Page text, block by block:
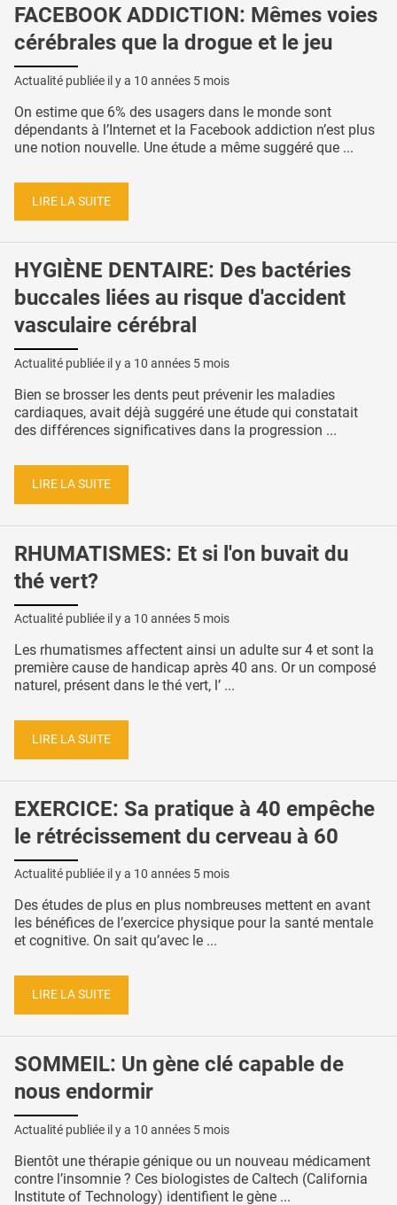
FACEBOOK ADDICTION: Mêmes voies
cérébrales que la drogue et le jeu
Actualité publiée il y a 10 années 5 mois
On estime que 6% des usagers dans le monde sont
dépendants à l’Internet et la Facebook addiction n’est plus
une notion nouvelle. Une étude a même suggéré que ...
LIRE LA SUITE
HYGIÈNE DENTAIRE: Des bactéries
buccales liées au risque d'accident
vasculaire cérébral
Actualité publiée il y a 10 années 5 mois
Bien se brosser les dents peut prévenir les maladies
cardiaques, avait déjà suggéré une étude qui constatait
des différences significatives dans la progression ...
LIRE LA SUITE
RHUMATISMES: Et si l'on buvait du
thé vert?
Actualité publiée il y a 10 années 5 mois
Les rhumatismes affectent ainsi un adulte sur 4 et sont la
première cause de handicap après 40 ans. Or un composé
naturel, présent dans le thé vert, l’ ...
LIRE LA SUITE
EXERCICE: Sa pratique à 40 empêche
le rétrécissement du cerveau à 60
Actualité publiée il y a 10 années 5 mois
Des études de plus en plus nombreuses mettent en avant
les bénéfices de l’exercice physique pour la santé mentale
et cognitive. On sait qu’avec le ...
LIRE LA SUITE
SOMMEIL: Un gène clé capable de
nous endormir
Actualité publiée il y a 10 années 5 mois
Bientôt une thérapie génique ou un nouveau médicament
contre l’insomnie ? Ces biologistes de Caltech (California
Institute of Technology) identifient le gène ...